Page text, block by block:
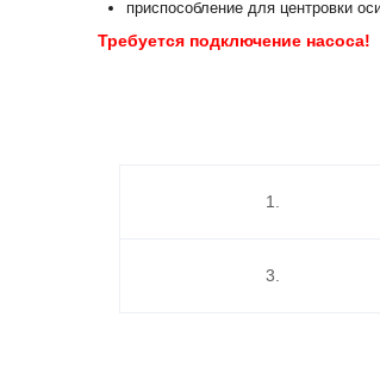
приспособление для центровки
Требуется подключение насоса!
1.
3.